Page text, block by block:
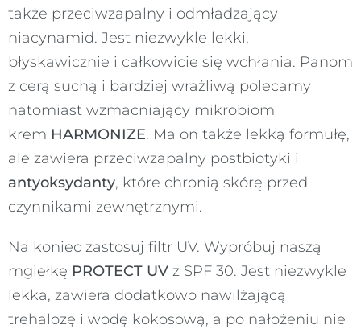
także przeciwzapalny i odmładzający
niacynamid. Jest niezwykle lekki,
błyskawicznie i całkowicie się wchłania. Panom
z cerą suchą i bardziej wrażliwą polecamy
natomiast wzmacniający mikrobiom
krem HARMONIZE. Ma on także lekką formułę,
ale zawiera przeciwzapalny postbiotyki i
antyoksydanty, które chronią skórę przed
czynnikami zewnętrznymi.
Na koniec zastosuj filtr UV. Wypróbuj naszą
mgiełkę PROTECT UV z SPF 30. Jest niezwykle
lekka, zawiera dodatkowo nawilżającą
trehalozę i wodę kokosową, a po nałożeniu nie